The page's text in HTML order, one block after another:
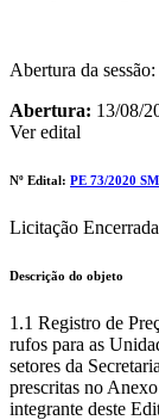
Abertura da
Abertura: 13/08/
Ver edital
Nº Edital: PE 73/2020
Licitação Encerrada
Descrição do objeto
1.1 Registro de
rufos para as
setores da
prescritas no
integrante deste